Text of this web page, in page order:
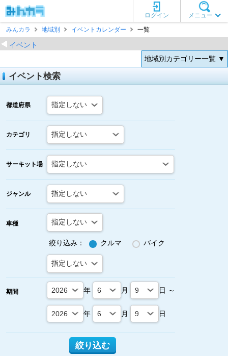
メニュー
ログイン
みんカラ
地域別 イベントカレンダー 一覧
イベント
地域別カテゴリー一覧 ▼
イベント検索
都道府県
カテゴリ
サーキット場
ジャンル
車種
絞り込み： クルマ バイク
期間 年 月 日 ～
年 月 日